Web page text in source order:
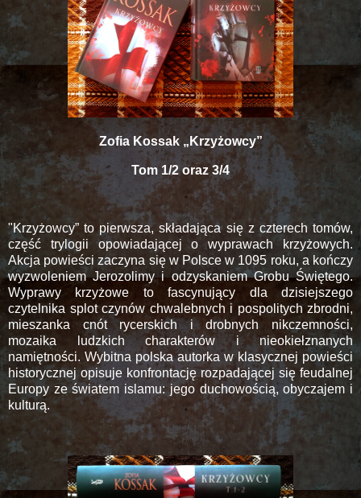
Zofia Kossak „Krzyżowcy”
Tom 1/2 oraz 3/4
"Krzyżowcy” to pierwsza, składająca się z czterech tomów,
część trylogii opowiadającej o wyprawach krzyżowych.
Akcja powieści zaczyna się w Polsce w 1095 roku, a kończy
wyzwoleniem Jerozolimy i odzyskaniem Grobu Świętego.
Wyprawy krzyżowe to fascynujący dla dzisiejszego
czytelnika splot czynów chwalebnych i pospolitych zbrodni,
mieszanka cnót rycerskich i drobnych nikczemności,
mozaika ludzkich charakterów i nieokiełznanych
namiętności. Wybitna polska autorka w klasycznej powieści
historycznej opisuje konfrontację rozpadającej się feudalnej
Europy ze światem islamu: jego duchowością, obyczajem i
kulturą.